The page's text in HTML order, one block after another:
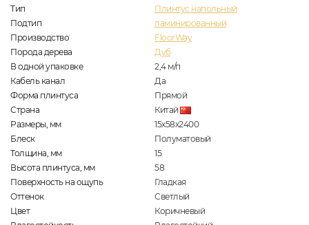
Тип
Плинтус напольный
Подтип
ламинированный
Производство
FloorWay
Порода дерева
Дуб
В одной упаковке
2,4 м/п
Кабель канал
Да
Форма плинтуса
Прямой
Страна
Китай
Размеры, мм
15х58х2400
Блеск
Полуматовый
Толщина, мм
15
Высота плинтуса, мм
58
Поверхность на ощупь
Гладкая
Оттенок
Светлый
Цвет
Коричневый